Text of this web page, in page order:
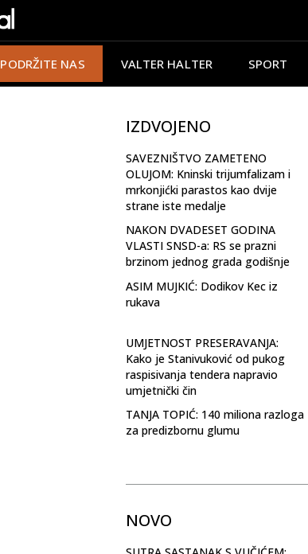
PODRŽITE NAS VALTER HALTER SPORT
IZDVOJENO
SAVEZNIŠTVO ZAMETENO
OLUJOM: Kninski trijumfalizam i
mrkonjićki parastos kao dvije
strane iste medalje
NAKON DVADESET GODINA
VLASTI SNSD-a: RS se prazni
brzinom jednog grada godišnje
ASIM MUJKIĆ: Dodikov Kec iz
rukava
UMJETNOST PRESERAVANJA:
Kako je Stanivuković od pukog
raspisivanja tendera napravio
umjetnički čin
TANJA TOPIĆ: 140 miliona razloga
za predizbornu glumu
NOVO